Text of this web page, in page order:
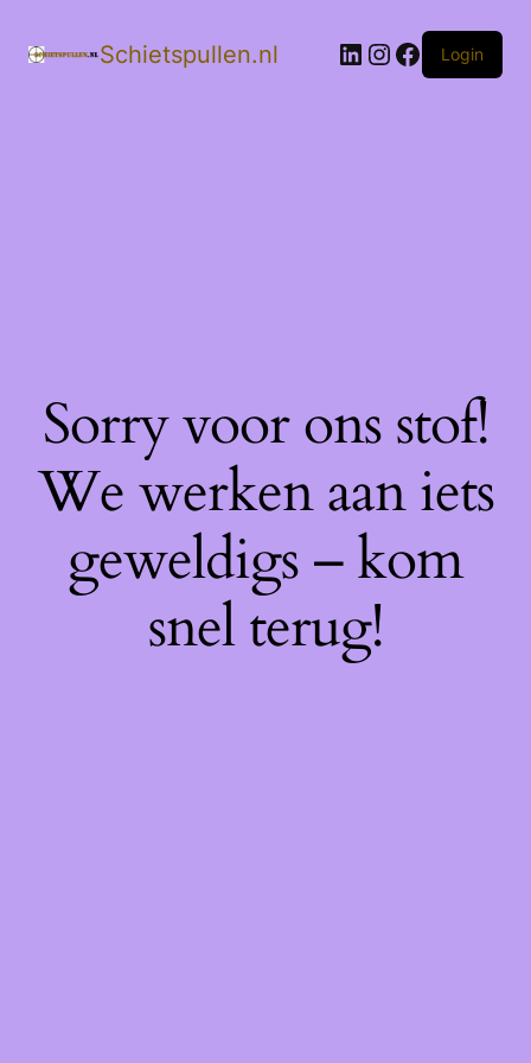
Schietspullen.nl LinkedIn
Instagram
Facebook
Login
Sorry voor ons stof!
We werken aan iets
geweldigs – kom
snel terug!